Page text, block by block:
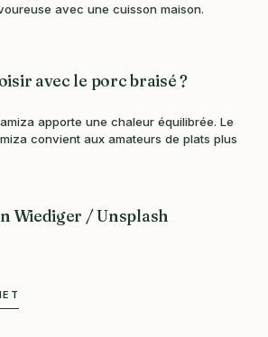
avec une cuisson maison.
avec le porc braisé ?
apporte une chaleur équilibrée. Le
convient aux amateurs de plats plus
Wiediger / Unsplash